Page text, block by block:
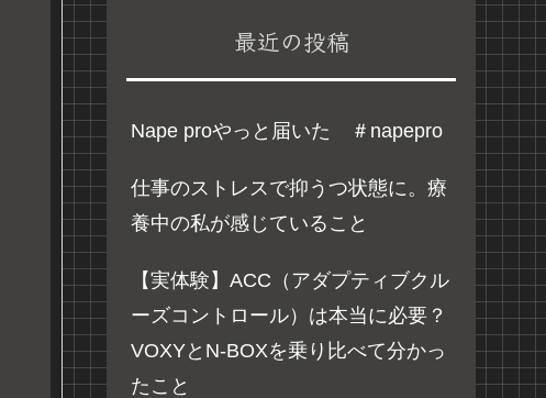
最近の投稿
Nape proやっと届いた ＃napepro
仕事のストレスで抑うつ状態に。療
養中の私が感じていること
【実体験】ACC（アダプティブクル
ーズコントロール）は本当に必要？
VOXYとN-BOXを乗り比べて分かっ
たこと